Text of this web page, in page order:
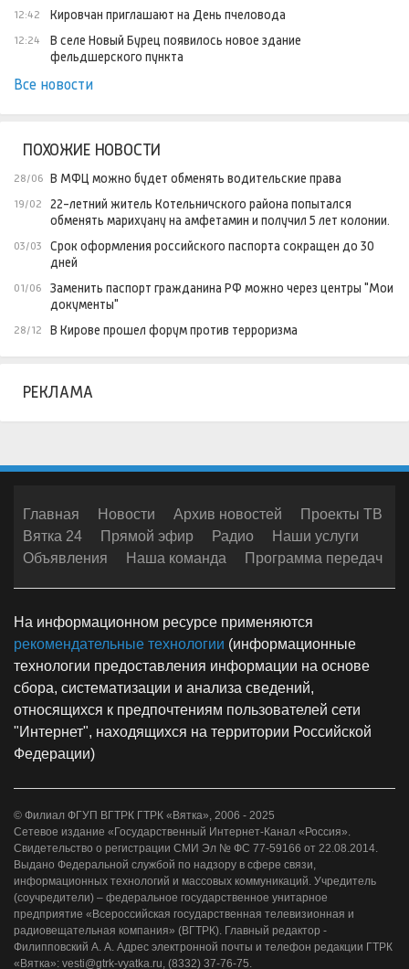
12:42 Кировчан приглашают на День пчеловода
12:24
В селе Новый Бурец появилось новое здание
фельдшерского пункта
Все новости
ПОХОЖИЕ НОВОСТИ
28/06 В МФЦ можно будет обменять водительские права
19/02
22-летний житель Котельничского района попытался
обменять марихуану на амфетамин и получил 5 лет колонии.
03/03
Срок оформления российского паспорта сокращен до 30
дней
01/06
Заменить паспорт гражданина РФ можно через центры "Мои
документы"
28/12 В Кирове прошел форум против терроризма
РЕКЛАМА
Главная Новости Архив новостей
Проекты ТВ
Вятка 24
Прямой эфир Радио
Наши услуги
Объявления
Наша команда Программа передач
На информационном ресурсе применяются
рекомендательные технологии (информационные
технологии предоставления информации на основе
сбора, систематизации и анализа сведений,
относящихся к предпочтениям пользователей сети
"Интернет", находящихся на территории Российской
Федерации)
© Филиал ФГУП ВГТРК ГТРК «Вятка», 2006 - 2025
Сетевое издание «Государственный Интернет-Канал «Россия».
Свидетельство о регистрации СМИ Эл № ФС 77-59166 от 22.08.2014.
Выдано Федеральной службой по надзору в сфере связи,
информационных технологий и массовых коммуникаций. Учредитель
(соучредители) – федеральное государственное унитарное
предприятие «Всероссийская государственная телевизионная и
радиовещательная компания» (ВГТРК). Главный редактор -
Филипповский А. А. Адрес электронной почты и телефон редакции ГТРК
«Вятка»: vesti@gtrk-vyatka.ru, (8332) 37-76-75.